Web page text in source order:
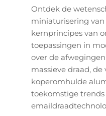
Ontdek de
miniaturisering
kernprincipes van
toepassingen in
over de
massieve draad, de
koperomhulde
toekomstige trends